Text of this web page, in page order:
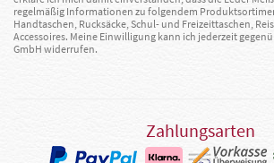
regelmäßig Informationen zu folgendem
Handtaschen, Rucksäcke, Schul- und Freizeittaschen,
Accessoires. Meine Einwilligung kann ich jederzeit
GmbH widerrufen.
Zahlungsarten